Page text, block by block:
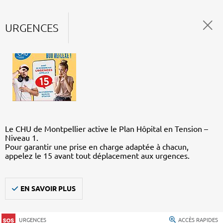
URGENCES
Le CHU de Montpellier active le Plan Hôpital en Tension –
Niveau 1.
Pour garantir une prise en charge adaptée à chacun,
appelez le 15 avant tout déplacement aux urgences.
EN SAVOIR PLUS
URGENCES ACCÈS RAPIDES